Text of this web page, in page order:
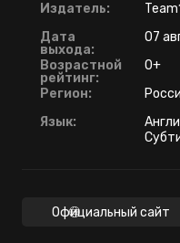
Издатель:
Дата
выхода:
07
Возрастной
рейтинг:
0+
Регион:
Язык:
Официальный сайт